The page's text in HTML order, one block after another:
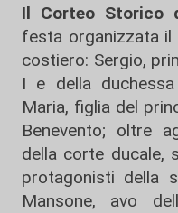
Il Corteo Storico
festa organizzata il
costiero: Sergio,
I e della
Maria, figlia del
Benevento; oltre
della corte ducale,
protagonisti della
Mansone, avo